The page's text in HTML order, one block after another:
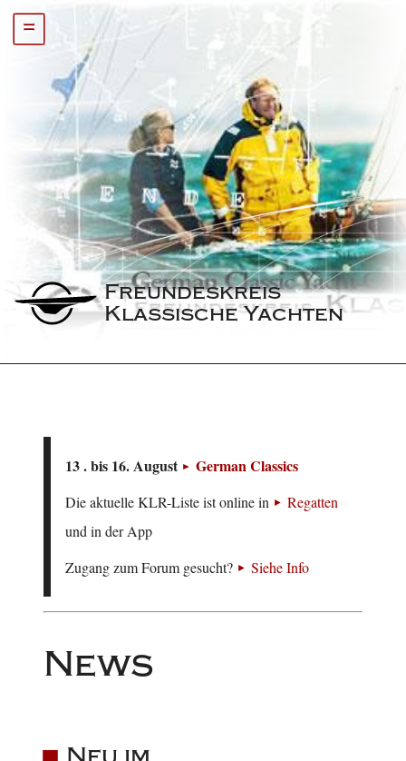
=
Freundeskreis
Klassische Yachten
13 . bis 16. August German Classics
Die aktuelle KLR-Liste ist online in
Regatten
und in der App
Zugang zum Forum gesucht?
Siehe Info
News